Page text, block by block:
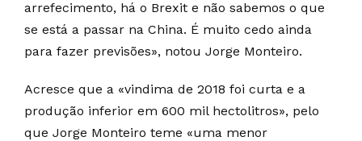
arrefecimento, há o Brexit e não sabemos o que
se está a passar na China. É muito cedo ainda
para fazer previsões», notou Jorge Monteiro.
Acresce que a «vindima de 2018 foi curta e a
produção inferior em 600 mil hectolitros», pelo
que Jorge Monteiro teme «uma menor